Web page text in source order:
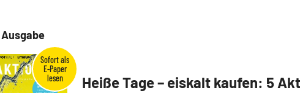
Heiße Tage – eiskalt kaufen: 5